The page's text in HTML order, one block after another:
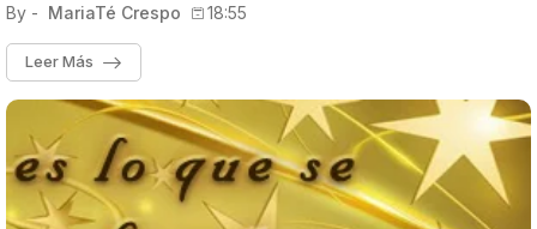
By - MariaTé Crespo 18:55
Leer Más